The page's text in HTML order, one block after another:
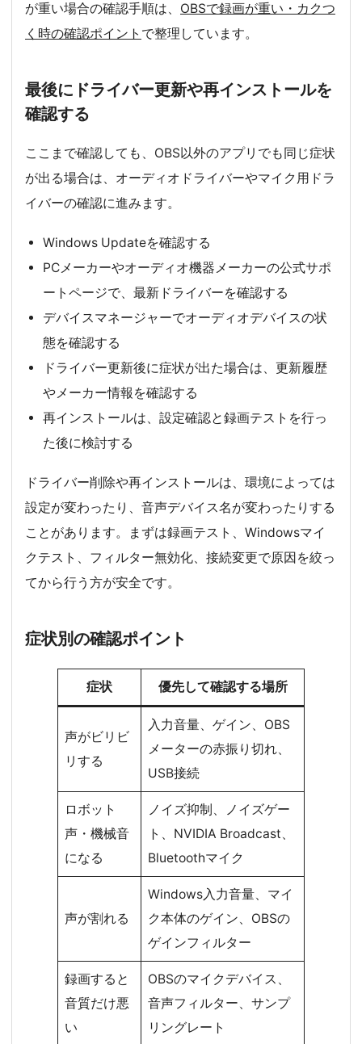
が重い場合の確認手順は、 OBSで録画が重い・カクつ
く時の確認ポイント で整理しています。
最後にドライバー更新や再インストールを
確認する
ここまで確認しても、OBS以外のアプリでも同じ症状
が出る場合は、オーディオドライバーやマイク用ドラ
イバーの確認に進みます。
Windows Updateを確認する
PCメーカーやオーディオ機器メーカーの公式サポ
ートページで、最新ドライバーを確認する
デバイスマネージャーでオーディオデバイスの状
態を確認する
ドライバー更新後に症状が出た場合は、更新履歴
やメーカー情報を確認する
再インストールは、設定確認と録画テストを行っ
た後に検討する
ドライバー削除や再インストールは、環境によっては
設定が変わったり、音声デバイス名が変わったりする
ことがあります。まずは録画テスト、Windowsマイ
クテスト、フィルター無効化、接続変更で原因を絞っ
てから行う方が安全です。
症状別の確認ポイント
症状 優先して確認する場所
声がビリビ
リする
入力音量、ゲイン、OBS
メーターの赤振り切れ、
USB接続
ロボット
声・機械音
になる
ノイズ抑制、ノイズゲー
ト、NVIDIA Broadcast、
Bluetoothマイク
声が割れる
Windows入力音量、マイ
ク本体のゲイン、OBSの
ゲインフィルター
録画すると
音質だけ悪
い
OBSのマイクデバイス、
音声フィルター、サンプ
リングレート